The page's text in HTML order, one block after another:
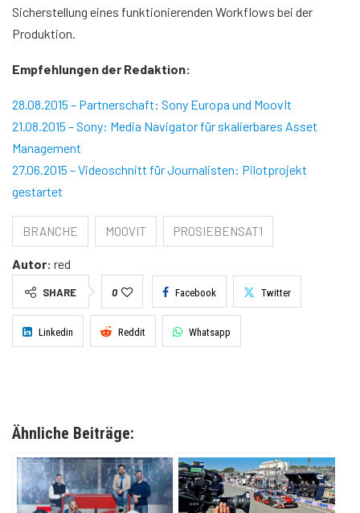
Sicherstellung eines funktionierenden Workflows bei der
Produktion.
Empfehlungen der Redaktion:
28.08.2015 – Partnerschaft: Sony Europa und MoovIt
21.08.2015 – Sony: Media Navigator für skalierbares Asset
Management
27.06.2015 – Videoschnitt für Journalisten: Pilotprojekt
gestartet
BRANCHE MOOVIT PROSIEBENSAT1
Autor: red
SHARE 0 Facebook Twitter
Linkedin Reddit Whatsapp
Ähnliche Beiträge: